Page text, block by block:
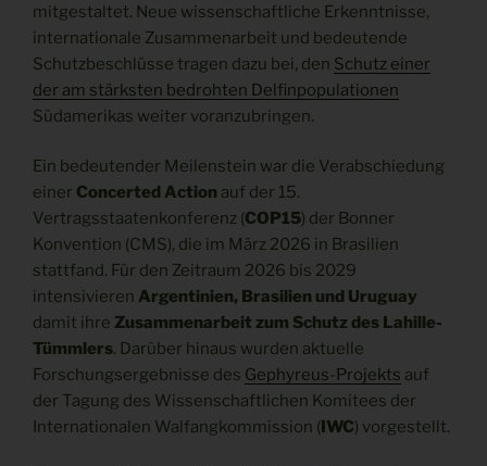
mitgestaltet. Neue wissenschaftliche Erkenntnisse,
internationale Zusammenarbeit und bedeutende
Schutzbeschlüsse tragen dazu bei, den Schutz einer
der am stärksten bedrohten Delfinpopulationen
Südamerikas weiter voranzubringen.
Ein bedeutender Meilenstein war die Verabschiedung
einer Concerted Action auf der 15.
Vertragsstaatenkonferenz (COP15) der Bonner
Konvention (CMS), die im März 2026 in Brasilien
stattfand. Für den Zeitraum 2026 bis 2029
intensivieren Argentinien, Brasilien und Uruguay
damit ihre Zusammenarbeit zum Schutz des Lahille-
Tümmlers. Darüber hinaus wurden aktuelle
Forschungsergebnisse des Gephyreus-Projekts auf
der Tagung des Wissenschaftlichen Komitees der
Internationalen Walfangkommission (IWC) vorgestellt.